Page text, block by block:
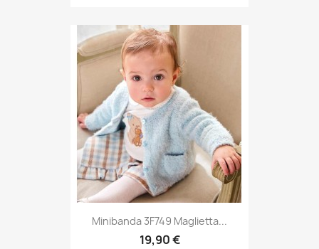
Minibanda 3F749 Maglietta...
19,90 €